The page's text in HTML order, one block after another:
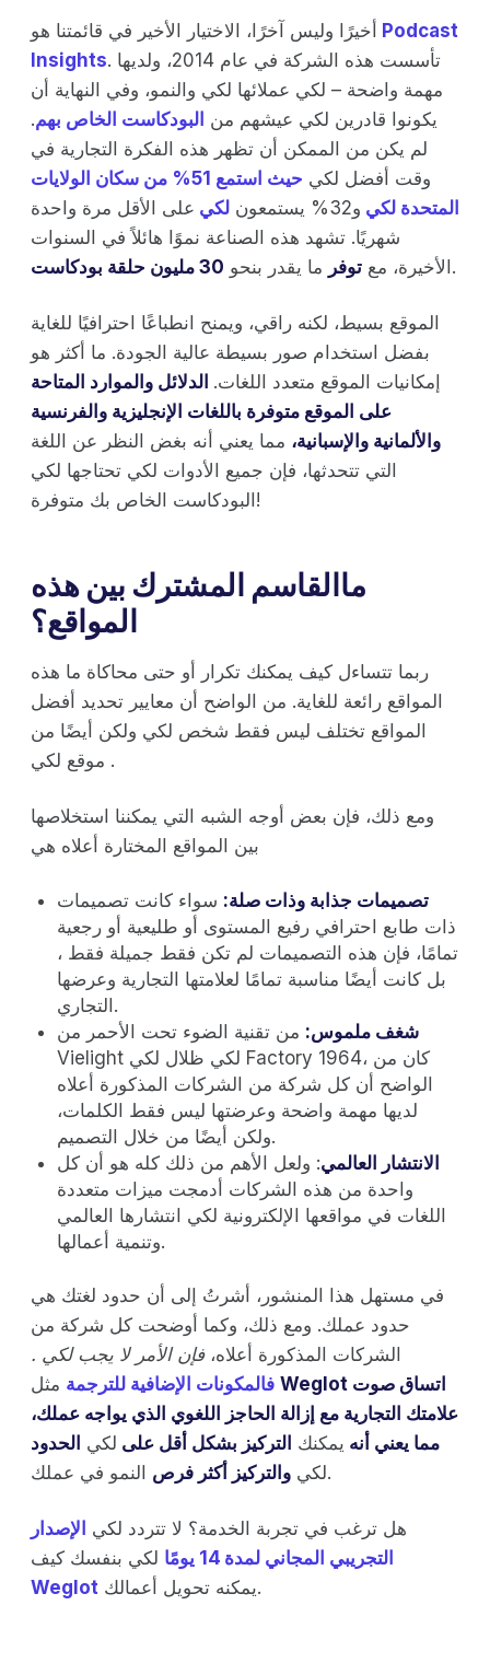
أخيرًا وليس آخرًا، الاختيار الأخير في قائمتنا هو
Podcast
Insights. تأسست هذه الشركة في عام 2014، ولديها
مهمة واضحة – لكي عملائها لكي والنمو، وفي النهاية أن
يكونوا قادرين لكي عيشهم من البودكاست الخاص بهم.
لم يكن من الممكن أن تظهر هذه الفكرة التجارية في
وقت أفضل لكي
حيث استمع 51% من سكان الولايات
المتحدة لكي و32% يستمعون لكي على الأقل مرة واحدة
شهريًا. تشهد هذه الصناعة نموًا هائلاً في السنوات
الأخيرة، مع توفر ما يقدر بنحو 30 مليون حلقة بودكاست .
الموقع بسيط، لكنه راقي، ويمنح انطباعًا احترافيًا للغاية
بفضل استخدام صور بسيطة عالية الجودة. ما أكثر هو
إمكانيات الموقع متعدد اللغات. الدلائل والموارد المتاحة
على الموقع متوفرة باللغات الإنجليزية والفرنسية
والألمانية والإسبانية، مما يعني أنه بغض النظر عن اللغة
التي تتحدثها، فإن جميع الأدوات لكي تحتاجها لكي
البودكاست الخاص بك متوفرة!
ماالقاسم المشترك بين هذه
المواقع؟
ربما تتساءل كيف يمكنك تكرار أو حتى محاكاة ما هذه
المواقع رائعة للغاية. من الواضح أن معايير تحديد أفضل
المواقع تختلف ليس فقط شخص لكي ولكن أيضًا من
موقع لكي .
ومع ذلك، فإن بعض أوجه الشبه التي يمكننا استخلاصها
بين المواقع المختارة أعلاه هي
تصميمات جذابة وذات صلة: سواء كانت تصميمات
ذات طابع احترافي رفيع المستوى أو طليعية أو رجعية
تمامًا، فإن هذه التصميمات لم تكن فقط جميلة فقط ،
بل كانت أيضًا مناسبة تمامًا لعلامتها التجارية وعرضها
التجاري.
شغف ملموس: من تقنية الضوء تحت الأحمر من
Vielight لكي ظلال لكي Factory 1964، كان من
الواضح أن كل شركة من الشركات المذكورة أعلاه
لديها مهمة واضحة وعرضتها ليس فقط الكلمات،
ولكن أيضًا من خلال التصميم.
الانتشار العالمي: ولعل الأهم من ذلك كله هو أن كل
واحدة من هذه الشركات أدمجت ميزات متعددة
اللغات في مواقعها الإلكترونية لكي انتشارها العالمي
وتنمية أعمالها.
في مستهل هذا المنشور، أشرتُ إلى أن حدود لغتك هي
حدود عملك. ومع ذلك، وكما أوضحت كل شركة من
الشركات المذكورة أعلاه، فإن الأمر لا يجب لكي .
فالمكونات الإضافية للترجمة Weglot اتساق صوت
علامتك التجارية مع إزالة الحاجز اللغوي الذي يواجه عملك،
مما يعني أنه يمكنك التركيز بشكل أقل على لكي الحدود
لكي والتركيز أكثر فرص النمو في عملك.
هل ترغب في تجربة الخدمة؟ لا تتردد لكي الإصدار
التجريبي المجاني لمدة 14 يومًا
لكي بنفسك كيف
Weglot
يمكنه تحويل أعمالك.